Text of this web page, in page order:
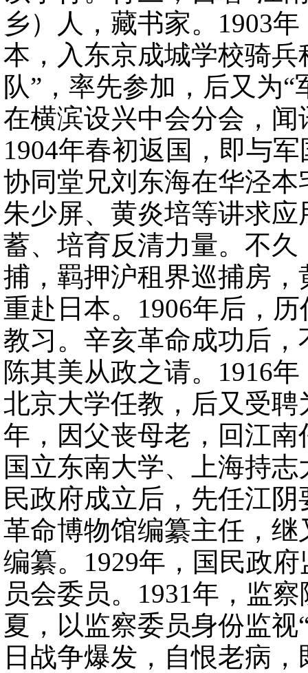
乡）人，藏书家。1903
本，入东京成城学校骑
队”，率先参加，后又为
在横滨设兴中会分会，
1904年春初返国，即与
协同堂兄刘东海在华泾
朱少屏、黄炎培等讲求
蓄、培育反清力量。不
捕，羁押沪租界巡捕房
重赴日本。1906年后，
教习。辛亥革命成功后
陈其美从政之请。1916
北京大学任教，后又受
年，因父丧母老，回江
国立东南大学、上海持
民政府成立后，先任江
革命博物馆编纂主任，
编纂。1929年，国民政
员会委员。1931年，监
夏，以监察委员身份监
日战争爆发，自恨老病